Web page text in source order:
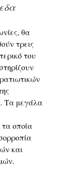
θα
τρεις
του
. Τα μεγάλα
τα οποία
και